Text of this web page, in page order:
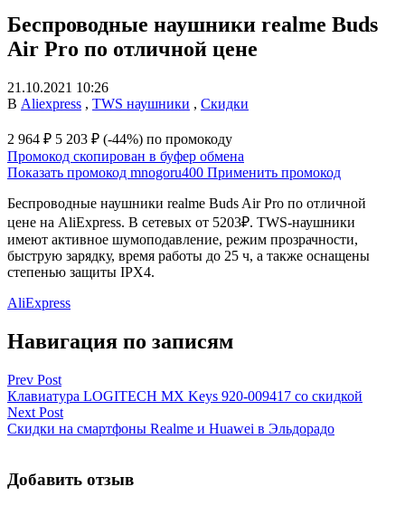
Беспроводные наушники realme Buds
Air Pro по отличной цене
21.10.2021 10:26
В Aliexpress , TWS наушники , Скидки
2 964 ₽ 5 203 ₽ (-44%) по промокоду
Промокод скопирован в буфер обмена
Показать промокод mnogoru400 Применить промокод
Беспроводные наушники realme Buds Air Pro по отличной
цене на AliExpress. В сетевых от 5203₽. TWS-наушники
имеют активное шумоподавление, режим прозрачности,
быструю зарядку, время работы до 25 ч, а также оснащены
степенью защиты IPX4.
AliExpress
Навигация по записям
Prev Post
Клавиатура LOGITECH MX Keys 920-009417 со скидкой
Next Post
Скидки на смартфоны Realme и Huawei в Эльдорадо
Добавить отзыв